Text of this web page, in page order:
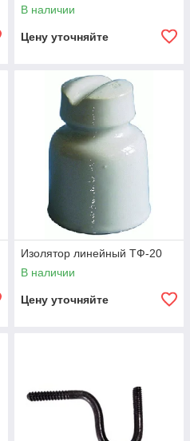
В наличии
Цену уточняйте
Изолятор линейный ТФ-20
В наличии
Цену уточняйте